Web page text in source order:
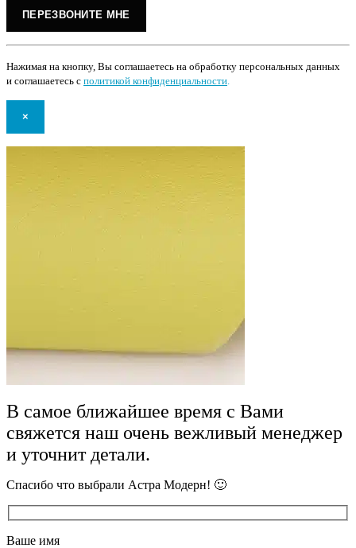
Нажимая на кнопку, Вы соглашаетесь на обработку персональных данных
и соглашаетесь с политикой конфиденциальности
×
В самое ближайшее время с Вами
свяжется наш очень вежливый менеджер
и уточнит детали.
Спасибо что выбрали Астра Модерн! 🙂
Ваше имя